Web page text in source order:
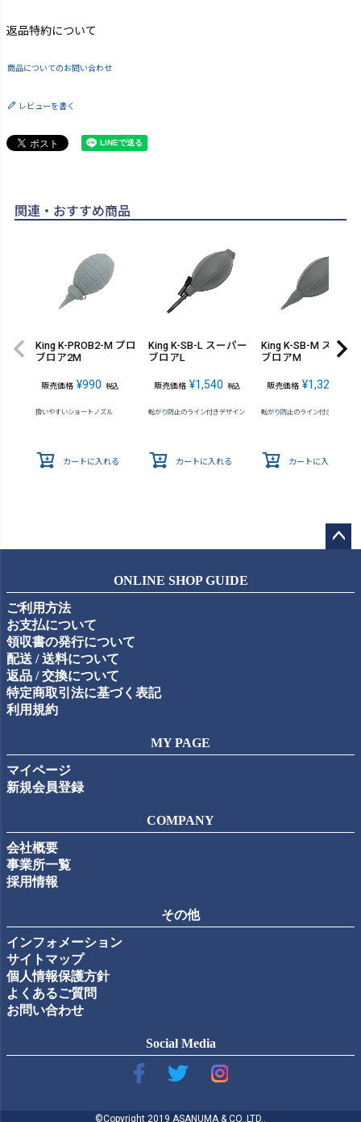
返品特約について
商品についてのお問い合わせ
レビューを書く
関連・おすすめ商品
King K-PROB2-M プロ
ブロア2M
販売価格 ¥990 税込
扱いやすいショートノズル
カートに入れる
King K-SB-L スーパー
ブロアL
販売価格 ¥1,540 税込
転がり防止のライン付きデザイン
カートに入れる
King K-SB-M スーパ
ブロアM
販売価格 ¥1,320
転がり防止のライン付きデザイン
カートに入れる
ップ
ONLINE SHOP GUIDE
ご利用方法
お支払について
領収書の発行について
配送 / 送料について
返品 / 交換について
特定商取引法に基づく表記
利用規約
MY PAGE
マイページ
新規会員登録
COMPANY
会社概要
事業所一覧
採用情報
その他
インフォメーション
サイトマップ
個人情報保護方針
よくあるご質問
お問い合わせ
Social Media
©Copyright 2019 ASANUMA & CO.,LTD..